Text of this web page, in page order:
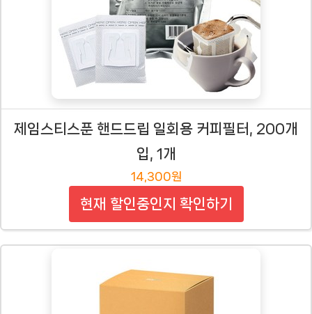
제임스티스푼 핸드드립 일회용 커피필터, 200개
입, 1개
14,300원
현재 할인중인지 확인하기